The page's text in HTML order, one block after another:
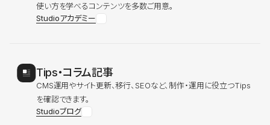
使い方を学べるコンテンツを多数ご用意。
Studioアカデミー
Tips・コラム記事
CMS運用やサイト更新、移行、SEOなど、制作・運用に役立つTips
を確認できます。
Studioブログ